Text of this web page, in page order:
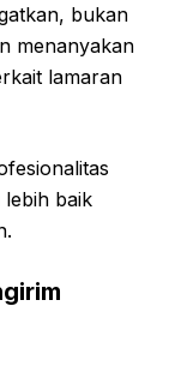
bukan
menanyakan
lamaran
lebih baik